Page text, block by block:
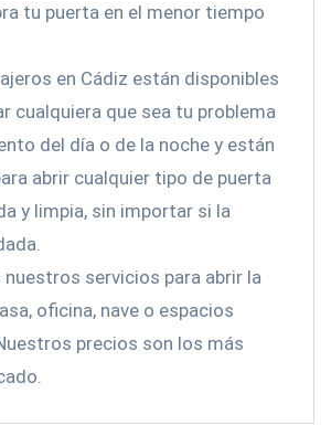
tu puerta en el menor tiempo
en Cádiz están disponibles
cualquiera que sea tu problema
del día o de la noche y están
abrir cualquier tipo de puerta
y limpia, sin importar si la
servicios para abrir la
oficina, nave o espacios
precios son los más